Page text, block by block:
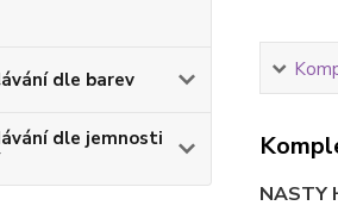
dle barev
dle jemnosti
NASTY